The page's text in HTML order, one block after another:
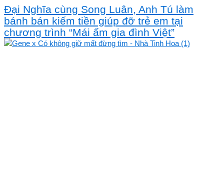
Đại Nghĩa cùng Song Luân, Anh Tú làm
bánh bán kiếm tiền giúp đỡ trẻ em tại
chương trình “Mái ấm gia đình Việt”